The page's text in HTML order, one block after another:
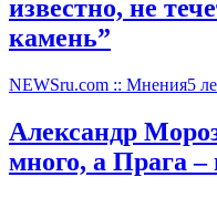
известно, не
камень”
NEWSru.com :: Мнения5
Александр
много, а Прага –